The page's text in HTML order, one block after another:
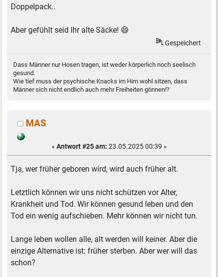
Doppelpack..
Aber gefühlt seid Ihr alte Säcke! 😄
Gespeichert
Dass Männer nur Hosen tragen, ist weder körperlich noch seelisch
gesund.
Wie tief muss der psychische Knacks im Hirn wohl sitzen, dass
Männer sich nicht endlich auch mehr Freiheiten gönnen!?
MAS
« Antwort #25 am: 23.05.2025 00:39 »
Tja, wer früher geboren wird, wird auch früher alt.
Letztlich können wir uns nicht schützen vor Alter,
Krankheit und Tod. Wir können gesund leben und den
Tod ein wenig aufschieben. Mehr können wir nicht tun.
Lange leben wollen alle, alt werden will keiner. Aber die
einzige Alternative ist: früher sterben. Aber wer will das
schon?